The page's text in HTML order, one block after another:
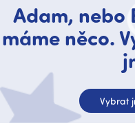
Adam, nebo
máme něco.
Vybrat